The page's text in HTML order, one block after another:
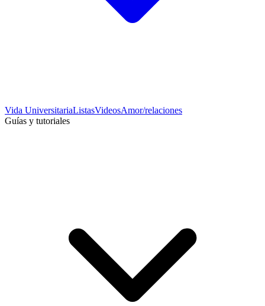
Vida UniversitariaListasVideosAmor/relaciones
Guías y tutoriales